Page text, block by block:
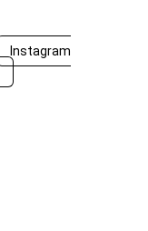
Instagram